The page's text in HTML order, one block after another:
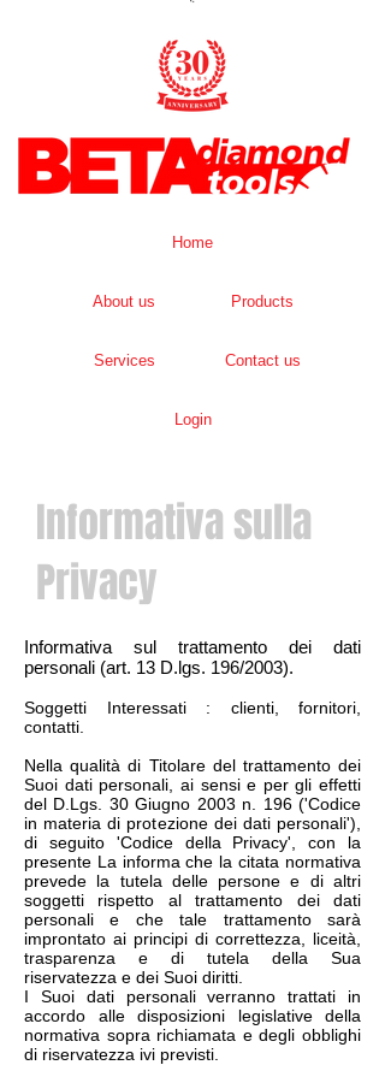
Home
About us
Services
Products
Contact us
Login
Informativa sulla
Privacy
Informativa sul trattamento dei dati
personali (art. 13 D.lgs. 196/2003).
Soggetti Interessati : clienti, fornitori,
contatti.
Nella qualità di Titolare del trattamento dei
Suoi dati personali, ai sensi e per gli effetti
del D.Lgs. 30 Giugno 2003 n. 196 ('Codice
in materia di protezione dei dati personali'),
di seguito 'Codice della Privacy', con la
presente La informa che la citata normativa
prevede la tutela delle persone e di altri
soggetti rispetto al trattamento dei dati
personali e che tale trattamento sarà
improntato ai principi di correttezza, liceità,
trasparenza e di tutela della Sua
riservatezza e dei Suoi diritti.
I Suoi dati personali verranno trattati in
accordo alle disposizioni legislative della
normativa sopra richiamata e degli obblighi
di riservatezza ivi previsti.